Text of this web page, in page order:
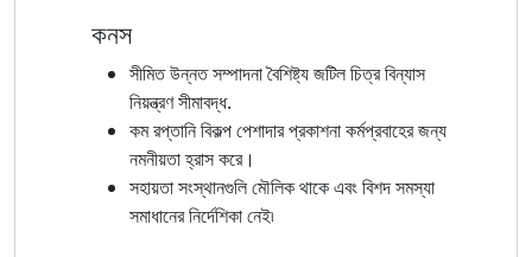
কনস
সীমিত উন্নত সম্পাদনা বৈশিষ্ট্য জটিল চিত্র বিন্যাস
নিয়ন্ত্রণ সীমাবদ্ধ.
কম রপ্তানি বিকল্প পেশাদার প্রকাশনা কর্মপ্রবাহের জন্য
নমনীয়তা হ্রাস করে।
সহায়তা সংস্থানগুলি মৌলিক থাকে এবং বিশদ সমস্যা
সমাধানের নির্দেশিকা নেই৷